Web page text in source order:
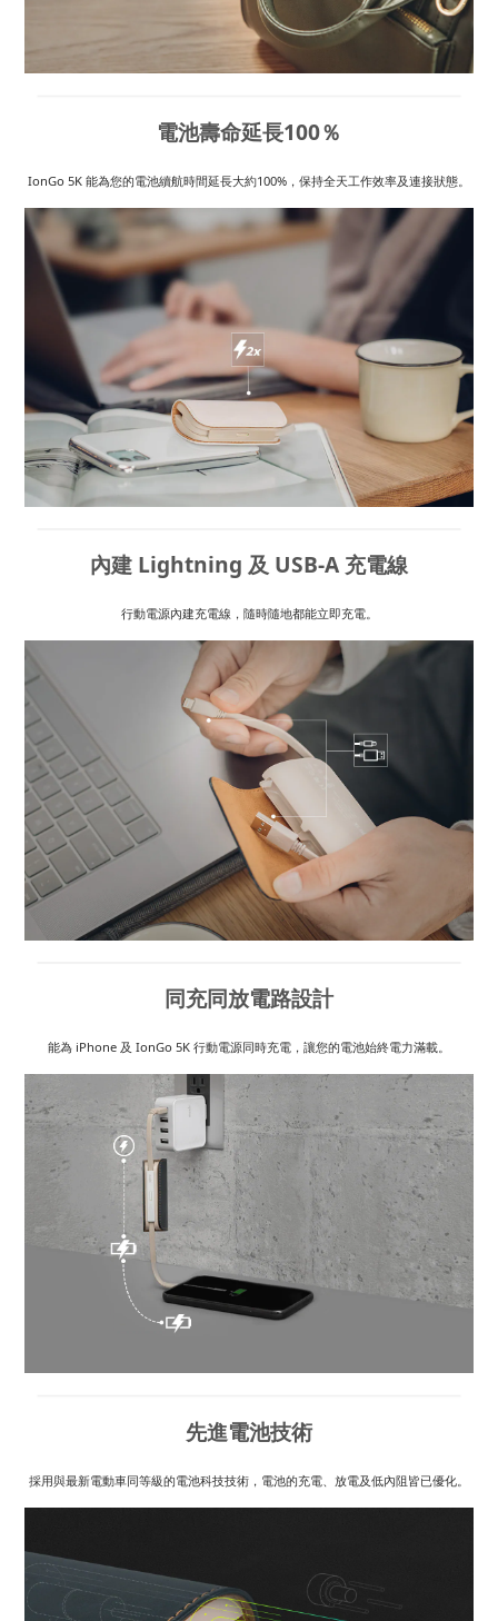
電池壽命延長100％
IonGo 5K 能為您的電池續航時間延長大約100%，保持全天工作效率及連接狀態。
內建 Lightning 及 USB-A 充電線
行動電源內建充電線，隨時隨地都能立即充電。
同充同放電路設計
能為 iPhone 及 IonGo 5K 行動電源同時充電，讓您的電池始終電力滿載。
先進電池技術
採用與最新電動車同等級的電池科技技術，電池的充電、放電及低內阻皆已優化。